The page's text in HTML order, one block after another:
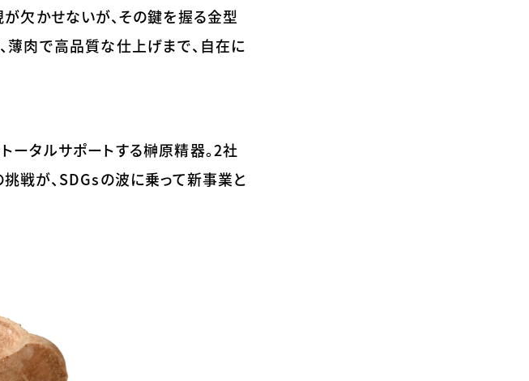
欠かせないが、その鍵を握る金型
薄肉で高品質な仕上げまで、自在に
ータルサポートする榊原精器。2社
戦が、SDGsの波に乗って新事業と